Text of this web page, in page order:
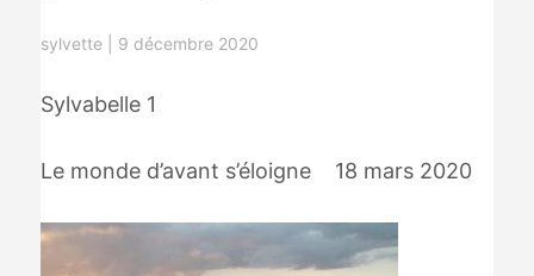
sylvette 9 décembre 2020
Sylvabelle 1
Le monde d’avant s’éloigne 18 mars 2020